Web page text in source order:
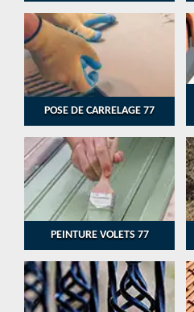
POSE DE CARRELAGE 77
PEINTURE VOLETS 77